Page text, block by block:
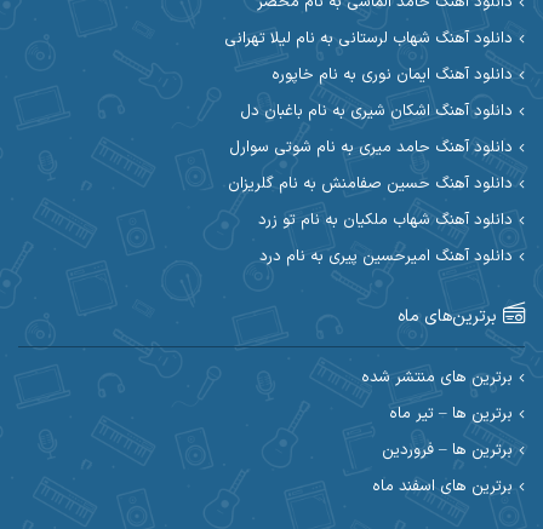
آوات بوکانی آوات یگانه
آیت احمدنژاد
ابراهیم شمس ابوالحسن جاویدان
ابی حسینی
احسان آیینفر احسان اصغری
احسان امیدوار
احسان حیدری احسان دریادل
احسان رمضانی احسان علیانی
احسان کریمی احسان کمری
دانلود آهنگ شهاب لرستانی به نام لیلا تهرانی
دانلود آهنگ ایمان نوری به نام خاپوره
دانلود آهنگ اشکان شیری به نام باغبان دل
دانلود آهنگ حامد میری به نام شوتی سوارل
دانلود آهنگ حسین صفامنش به نام گلریزان
دانلود آهنگ شهاب ملکیان به نام تو زرد
دانلود آهنگ امیرحسین پیری به نام درد
برترین‌های ماه
برترین های منتشر شده
برترین ها – تیر ماه
برترین ها – فروردین
برترین های اسفند ماه